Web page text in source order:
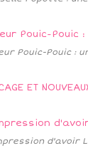
Pouic-Pouic :
d'avoir